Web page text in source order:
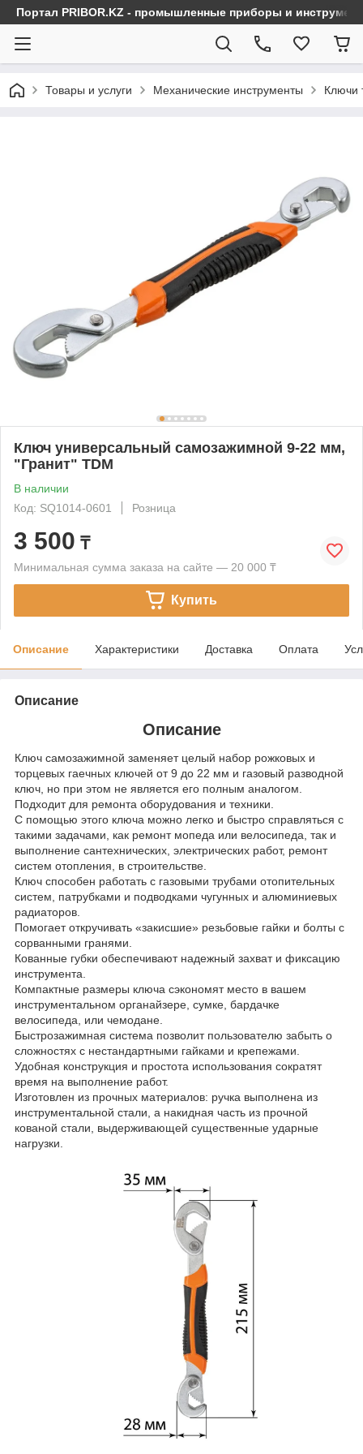
Портал PRIBOR.KZ - промышленные приборы и
Товары и услуги Механические инструменты Ключи
Ключ универсальный самозажимной 9-22 мм,
"Гранит" TDM
В наличии
Код: SQ1014-0601
Розница
3 500 ₸
Минимальная сумма заказа на сайте — 20 000 ₸
Купить
Описание Характеристики Доставка Оплата
Описание
Описание
Ключ самозажимной заменяет целый набор рожковых и
торцевых гаечных ключей от 9 до 22 мм и газовый разводной
ключ, но при этом не является его полным аналогом.
Подходит для ремонта оборудования и техники.
С помощью этого ключа можно легко и быстро справляться с
такими задачами, как ремонт мопеда или велосипеда, так и
выполнение сантехнических, электрических работ, ремонт
систем отопления, в строительстве.
Ключ способен работать с газовыми трубами отопительных
систем, патрубками и подводками чугунных и алюминиевых
радиаторов.
Помогает откручивать «закисшие» резьбовые гайки и болты с
сорванными гранями.
Кованные губки обеспечивают надежный захват и фиксацию
инструмента.
Компактные размеры ключа сэкономят место в вашем
инструментальном органайзере, сумке, бардачке
велосипеда, или чемодане.
Быстрозажимная система позволит пользователю забыть о
сложностях с нестандартными гайками и крепежами.
Удобная конструкция и простота использования сократят
время на выполнение работ.
Изготовлен из прочных материалов: ручка выполнена из
инструментальной стали, а накидная часть из прочной
кованой стали, выдерживающей существенные ударные
нагрузки.